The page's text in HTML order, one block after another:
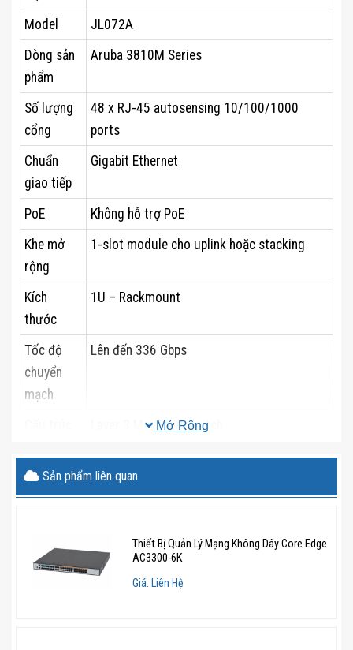
Model
JL072A
Dòng sản
phẩm
Aruba 3810M Series
Số lượng
cổng
48 x RJ-45 autosensing 10/100/1000
ports
Chuẩn
giao tiếp
Gigabit Ethernet
PoE
Không hỗ trợ PoE
Khe mở
rộng
1-slot module cho uplink hoặc stacking
Kích
thước
1U – Rackmount
Tốc độ
chuyển
mạch
Lên đến 336 Gbps
Layer 3 Managed Switch
Tính năng
VLAN, QoS, Link Aggregation, ACLs,
IPv4/IPv6 Routing, OSPF, RIP, Static Routing
12 tháng
Giao hàng
Toàn quốc
Mở Rộng
Sản phẩm liên quan
Thiết Bị Quản Lý Mạng Không Dây Core Edge
AC3300-6K
Giá: Liên Hệ